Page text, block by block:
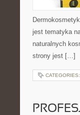
jest tematyka
naturalnych
strony jest […]
CATEGORIES: